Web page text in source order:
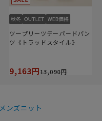
ツープリーツテーパードパン
ツ《トラッドスタイル》
9,163円13,090円
メンズニット